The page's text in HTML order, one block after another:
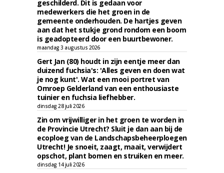
geschilderd. Dit is gedaan voor
medewerkers die het groen in de
gemeente onderhouden. De hartjes geven
aan dat het stukje grond rondom een boom
is geadopteerd door een buurtbewoner.
maandag 3 augustus 2026
Gert Jan (80) houdt in zijn eentje meer dan
duizend fuchsia's: 'Alles geven en doen wat
je nog kunt'. Wat een mooi portret van
Omroep Gelderland van een enthousiaste
tuinier en fuchsia liefhebber.
dinsdag 28 juli 2026
Zin om vrijwilliger in het groen te worden in
de Provincie Utrecht? Sluit je dan aan bij de
ecoploeg van de Landschapsbeheerploegen
Utrecht! Je snoeit, zaagt, maait, verwijdert
opschot, plant bomen en struiken en meer.
dinsdag 14 juli 2026